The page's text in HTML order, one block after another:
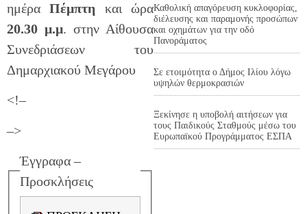
ημέραΠέμπτη και ώρα
20.30 μ.μ. στην Αίθουσα
Συνεδριάσεων του
Δημαρχιακού Μεγάρου
<!–
–>
Έγγραφα –
Προσκλήσεις
Καθολική απαγόρευση κυκλοφορίας,
διέλευσης και παραμονής προσώπων
και οχημάτων για την οδό
Πανοράματος
Σε ετοιμότητα ο Δήμος Ιλίου λόγω
υψηλών θερμοκρασιών
Ξεκίνησε η υποβολή αιτήσεων για
τους Παιδικούς Σταθμούς μέσω του
Ευρωπαϊκού Προγράμματος ΕΣΠΑ